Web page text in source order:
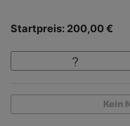
Startpreis: 200,00 €
Kein